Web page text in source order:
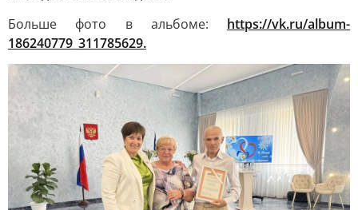
Больше фото в альбоме: https://vk.ru/album-
186240779_311785629.